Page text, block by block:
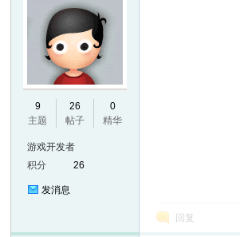
9
主题
26
帖子
0
精华
游戏开发者
积分
26
发消息
回复